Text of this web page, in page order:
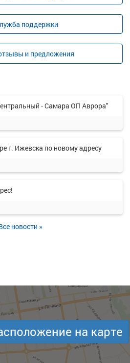
поддержки
и предложения
- Самара ОП Аврора"
г. Ижевска по новому адресу
новости »
на карте